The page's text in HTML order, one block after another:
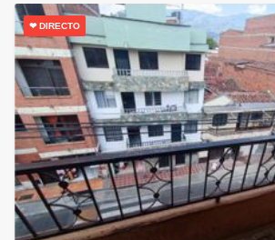
❤ DIRECTO